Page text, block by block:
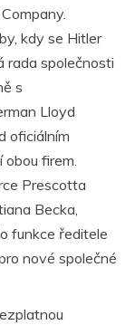
kdy se Hitler
rada společnosti
s
Lloyd
oficiálním
obou firem.
Prescotta
Becka,
funkce ředitele
nové společné